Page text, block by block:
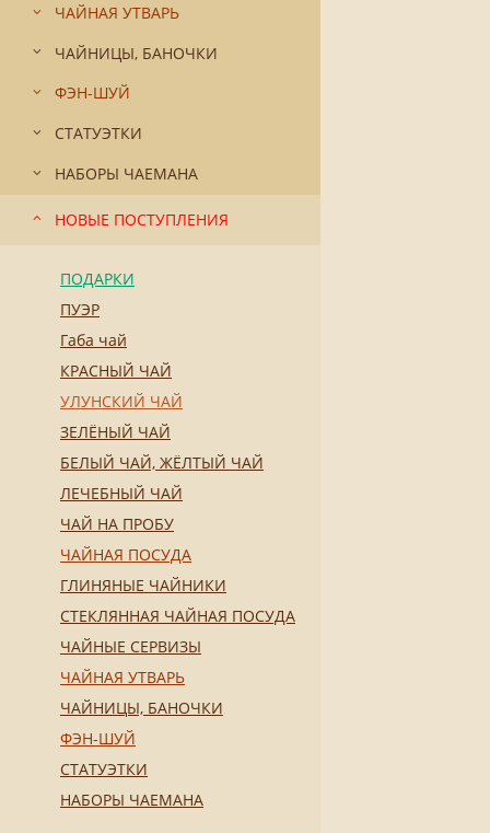
ЧАЙНАЯ УТВАРЬ
ЧАЙНИЦЫ, БАНОЧКИ
ФЭН-ШУЙ
СТАТУЭТКИ
НАБОРЫ ЧАЕМАНА
НОВЫЕ ПОСТУПЛЕНИЯ
ПОДАРКИ
ПУЭР
Габа чай
КРАСНЫЙ ЧАЙ
УЛУНСКИЙ ЧАЙ
ЗЕЛЁНЫЙ ЧАЙ
БЕЛЫЙ ЧАЙ, ЖЁЛТЫЙ ЧАЙ
ЛЕЧЕБНЫЙ ЧАЙ
ЧАЙ НА ПРОБУ
ЧАЙНАЯ ПОСУДА
ГЛИНЯНЫЕ ЧАЙНИКИ
СТЕКЛЯННАЯ ЧАЙНАЯ ПОСУДА
ЧАЙНЫЕ СЕРВИЗЫ
ЧАЙНАЯ УТВАРЬ
ЧАЙНИЦЫ, БАНОЧКИ
ФЭН-ШУЙ
СТАТУЭТКИ
НАБОРЫ ЧАЕМАНА